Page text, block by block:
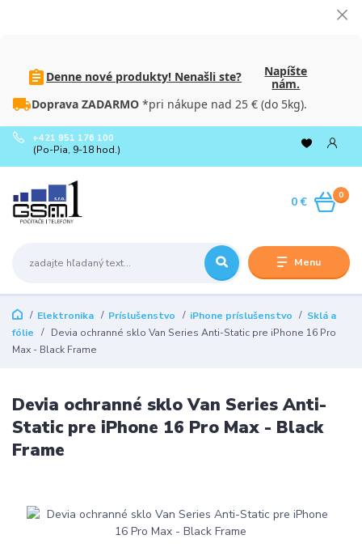
Denne nové produkty! Nenašli ste?
Napíšte
nám.
Doprava ZADARMO *pri nákupe nad 25 € (do 5kg).
Menu
+421 951 176 100
(Po-Pia, 9-18 hod.)
0
0 €
Elektronika Príslušenstvo iPhone príslušenstvo
Sklá a
fólie
Devia ochranné sklo Van Series Anti-Static pre iPhone 16 Pro
Max - Black Frame
Devia ochranné sklo Van Series Anti-
Static pre iPhone 16 Pro Max - Black
Frame